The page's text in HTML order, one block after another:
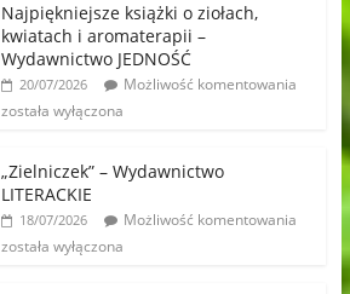
Najpiękniejsze książki o ziołach,
kwiatach i aromaterapii –
Wydawnictwo JEDNOŚĆ
20/07/2026
Możliwość komentowania
została wyłączona
„Zielniczek” – Wydawnictwo
LITERACKIE
18/07/2026
Możliwość komentowania
została wyłączona